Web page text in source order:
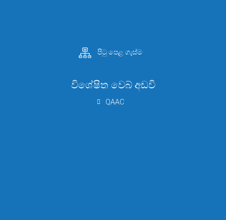
පිටු පෙළ ගැස්ම
විශේෂිත වෙබ් අඩවි
QAAC